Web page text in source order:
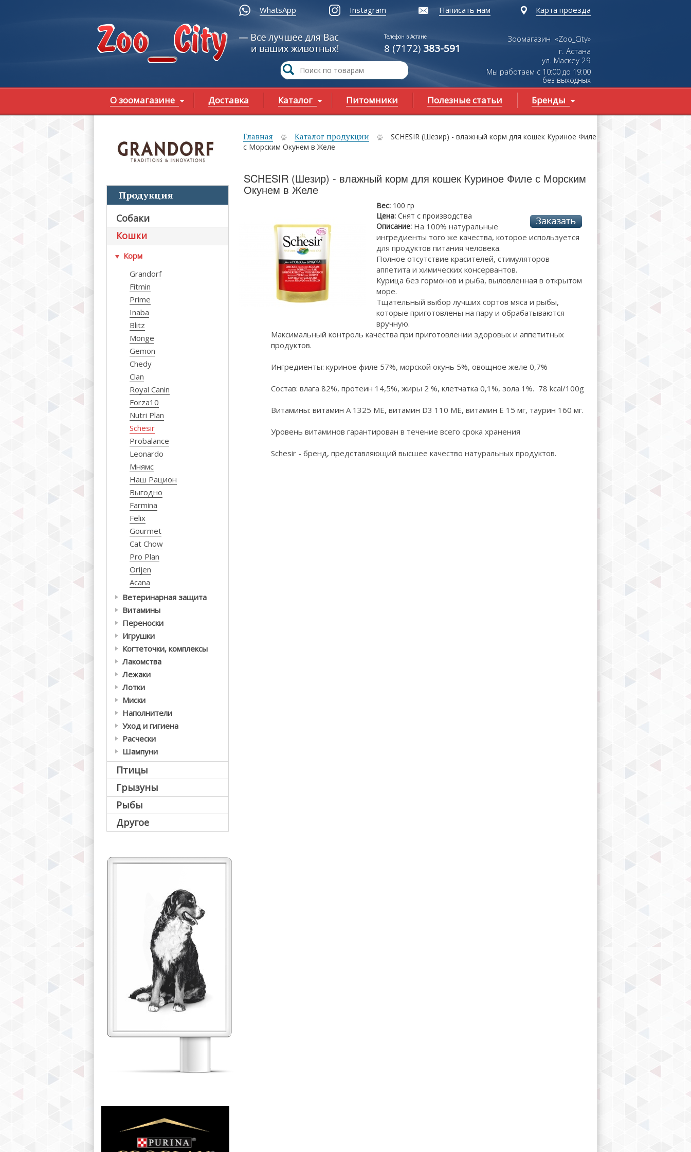
WhatsApp Instagram Написать нам Карта проезда
Телефон в Астане
8 (7172) 383-591
Зоомагазин «Zoo_City»
г. Астана
ул. Маскеу29
Мы работаем с 10:00 до 19:00
без выходных
О зоомагазине Доставка Каталог Питомники Полезные статьи Бренды
Продукция
Собаки
Кошки
Корм
Grandorf
Fitmin
Prime
Inaba
Blitz
Monge
Gemon
Chedy
Clan
Royal Canin
Forza10
Nutri Plan
Schesir
Probalance
Leonardo
Мнямс
Наш Рацион
Выгодно
Farmina
Felix
Gourmet
Cat Chow
Pro Plan
Orijen
Acana
Ветеринарная защита
Витамины
Переноски
Игрушки
Когтеточки, комплексы
Лакомства
Лежаки
Лотки
Миски
Наполнители
Уход и гигиена
Расчески
Шампуни
Птицы
Грызуны
Рыбы
Другое
Вы здесь
Главная Каталог продукции
SCHESIR (Шезир) - влажный корм для кошек Куриное Филе
с Морским Окунем в Желе
SCHESIR (Шезир) - влажный корм для кошек Куриное Филе с Морским
Окунем в Желе
Вес: 100 гр
Цена: Снят с производства
Описание: На 100% натуральные
ингредиенты того же качества, которое используется
для продуктов питания человека.
Полное отсутствие красителей, стимуляторов
аппетита и химических консервантов.
Курица без гормонов и рыба, выловленная в открытом
море.
Тщательный выбор лучших сортов мяса и рыбы,
которые приготовлены на пару и обрабатываются
вручную.
Максимальный контроль качества при приготовлении здоровых и аппетитных
продуктов.
Ингредиенты: куриное филе 57%, морской окунь 5%, овощное желе 0,7%
Состав: влага 82%, протеин 14,5%, жиры 2 %, клетчатка 0,1%, зола 1%. 78 kcal/100g
Витамины: витамин A 1325 МЕ, витамин D3 110 МЕ, витамин E 15 мг, таурин 160 мг.
Уровень витаминов гарантирован в течение всего срока хранения
Schesir - бренд, представляющий высшее качество натуральных продуктов.